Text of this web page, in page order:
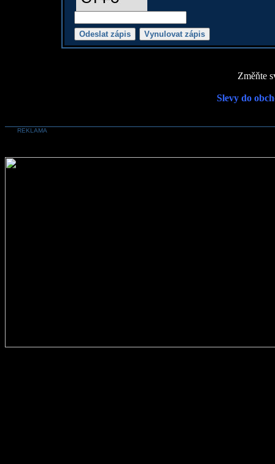
Změňte
Slevy do
REKLAMA